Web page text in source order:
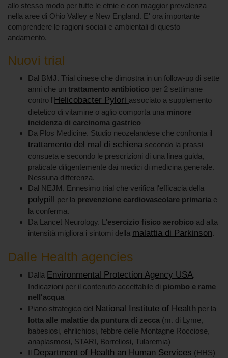
allo stesso modo per tutte le etnie e con maggior prevalenza
nella aree di Ohio Valley e New England. E' ora importante
comprendere le ragioni sociali e ambientali di questo
andamento.
Nuovi trial
Dal BMJ. Trial cinese che dimostra in un follow-up di sette
anni che un trattamento antibiotico per 2 settimane
contro l'Helicobacter Pylori associato a supplemento
dietetico di vitamine o aglio comporta una minore
incidenza di carcinoma gastrico
Da Plos Medicine. Studio neozelandese che confronta il
trattamento del mal di schiena secondo la prassi
consueta e secondo le prescrizioni di una linea guida,
praticate diligentemente dai medici di medicina generale.
Nessuna differenza.
Dal NEJM. Ennesimo trial che verifica l'efficacia della
polypill per la prevenzione cardiovascolare primaria e
la conferma.
Da Lancet Neurology. L'esercizio fisico aerobico ad alta
intensità migliora i sintomi della malattia di Parkinson.
Dalle Health agencies
Dalla Environmental Protection Agency USA.
Indicazioni per il contenuto accettabile di piombo e rame
nell'acqua
Piano strategico del National Institute of Health per la
lotta alle malattie da puntura di zecca (m. di Lyme,
babesiosi, ehrlichiosi, febbre delle Montagne Rocciose,
anaplasmosi, STARI, Borreliosi, Tularemia)
Il Department of Health an Human Services (HHS)